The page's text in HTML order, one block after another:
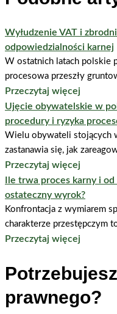
Wyłudzenie VAT i
odpowiedzialności karnej
W ostatnich latach polskie
procesowa przeszły
Przeczytaj więcej
Ujęcie obywatelskie w
procedury i ryzyka
Wielu obywateli stojących
zastanawia się, jak
Przeczytaj więcej
Ile trwa proces karny i od
ostateczny wyrok?
Konfrontacja z wymiarem
charakterze przestępczym
Przeczytaj więcej
prawnego?